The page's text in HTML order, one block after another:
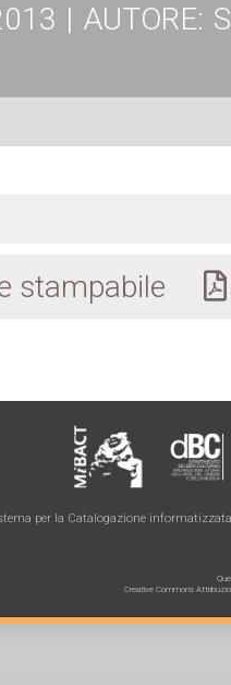
| AUTORE:
stampabile
per la Catalogazione
Creative Commons